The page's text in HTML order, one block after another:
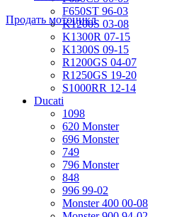
F650ST 96-03
K1200S 03-08
K1300R 07-15
K1300S 09-15
R1200GS 04-07
R1250GS 19-20
S1000RR 12-14
Ducati
1098
620 Monster
696 Monster
749
796 Monster
848
996 99-02
Monster 400 00-08
Продать мотоцикл